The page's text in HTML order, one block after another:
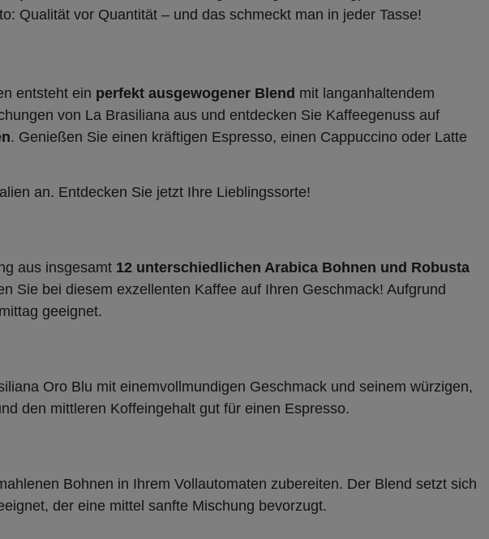
Qualität vor Quantität – und das schmeckt man in jeder Tasse!
entsteht ein perfekt ausgewogener Blend mit langanhaltendem
von La Brasiliana aus und entdecken Sie Kaffeegenuss auf
. Genießen Sie einen kräftigen Espresso, einen Cappuccino oder Latte
an. Entdecken Sie jetzt Ihre Lieblingssorte!
aus insgesamt 12 unterschiedlichen Arabica Bohnen und Robusta
Sie bei diesem exzellenten Kaffee auf Ihren Geschmack! Aufgrund
geeignet.
Oro Blu mit einemvollmundigen Geschmack und seinem würzigen,
den mittleren Koffeingehalt gut für einen Espresso.
Bohnen in Ihrem Vollautomaten zubereiten. Der Blend setzt sich
der eine mittel sanfte Mischung bevorzugt.